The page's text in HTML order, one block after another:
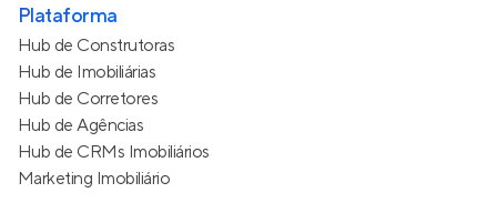
Plataforma
Hub de Construtoras
Hub de Imobiliárias
Hub de Corretores
Hub de Agências
Hub de CRMs Imobiliários
Marketing Imobiliário